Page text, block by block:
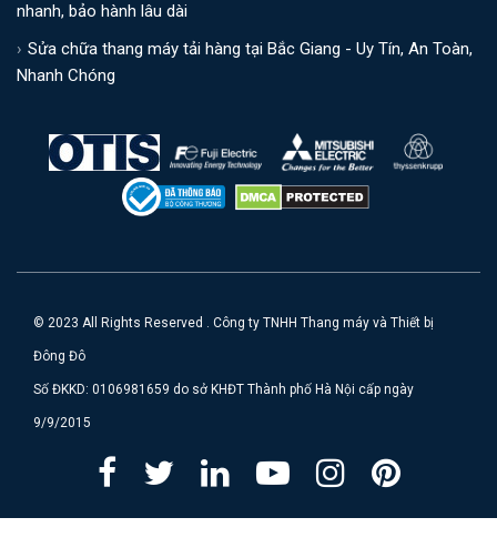
nhanh, bảo hành lâu dài
Sửa chữa thang máy tải hàng tại Bắc Giang - Uy Tín, An Toàn,
Nhanh Chóng
© 2023 All Rights Reserved . Công ty TNHH Thang máy và Thiết bị
Đông Đô
Số ĐKKD: 0106981659 do sở KHĐT Thành phố Hà Nội cấp ngày
9/9/2015